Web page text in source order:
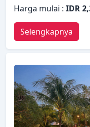
Anda. Dengan
properti ini
butuhkan untuk
fasilitas yang
24 jam, WiFi gratis
taksi, satpam 24
dilengkapi dengan
butuhkan untuk
beberapa kamar
telepon di kamar
gratis, minuman
Harga mulai : IDR
Selengkapnya